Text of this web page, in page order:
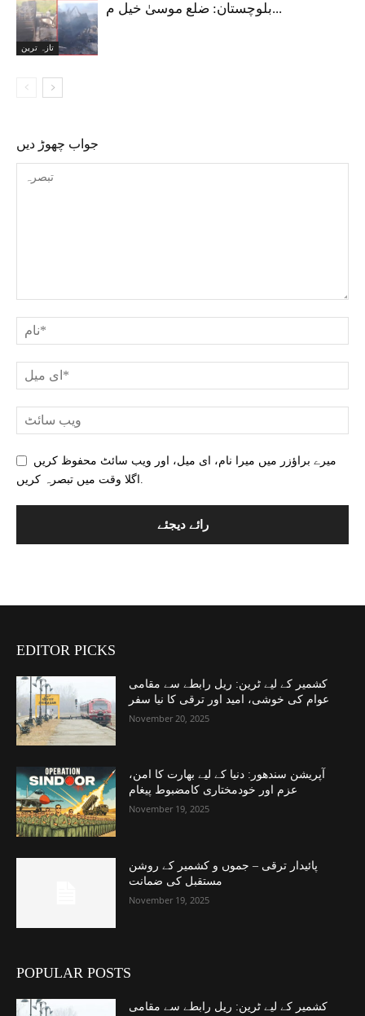
تازہ ترین
بلوچستان: ضلع موسیٰ خیل م...
جواب چھوڑ دیں
میرے براؤزر میں میرا نام، ای میل، اور ویب سائٹ محفوظ کریں
EDITOR PICKS
کشمیر کے لیے ٹرین: ریل رابطے سے مقامی
عوام کی خوشی، امید اور ترقی کا نیا سفر
November 20, 2025
آپریشن سندھور: دنیا کے لیے بھارت کا امن،
عزم اور خودمختاری کامضبوط پیغام
November 19, 2025
پائیدار ترقی – جموں و کشمیر کے روشن
مستقبل کی ضمانت
November 19, 2025
POPULAR POSTS
کشمیر کے لیے ٹرین: ریل رابطے سے مقامی